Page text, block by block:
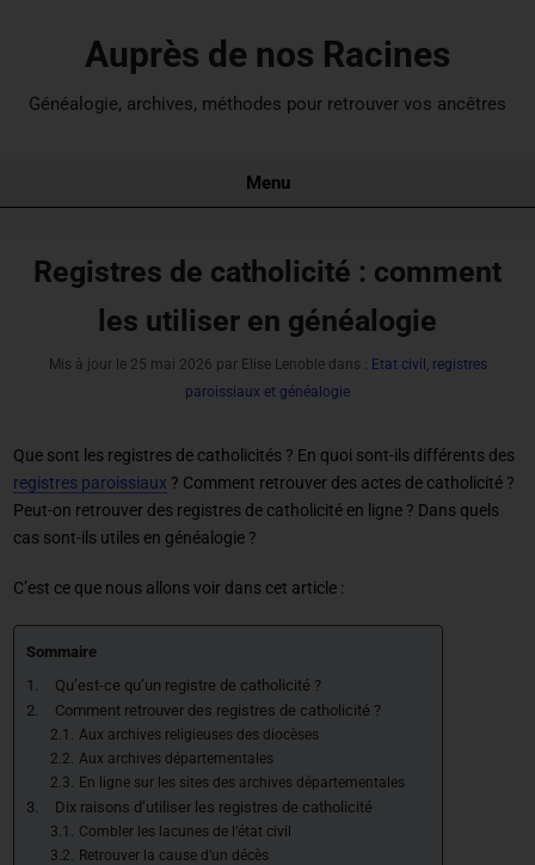
Auprès de nos Racines
Généalogie, archives, méthodes pour retrouver vos ancêtres
Menu
Registres de catholicité : comment
les utiliser en généalogie
Mis à jour le 25 mai 2026 par Elise Lenoble dans : Etat civil, registres
paroissiaux et généalogie
Que sont les registres de catholicités ? En quoi sont-ils différents des
registres paroissiaux ? Comment retrouver des actes de catholicité ?
Peut-on retrouver des registres de catholicité en ligne ? Dans quels
cas sont-ils utiles en généalogie ?
C’est ce que nous allons voir dans cet article :
Sommaire
Qu’est-ce qu’un registre de catholicité ?
Comment retrouver des registres de catholicité ?
Aux archives religieuses des diocèses
Aux archives départementales
En ligne sur les sites des archives départementales
Dix raisons d’utiliser les registres de catholicité
Combler les lacunes de l’état civil
Retrouver la cause d’un décès